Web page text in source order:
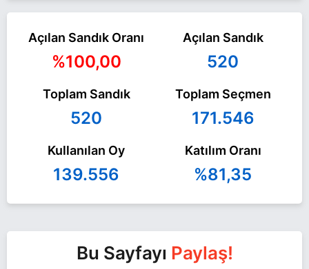
Açılan Sandık Oranı
%100,00
Açılan Sandık
520
Toplam Sandık
520
Toplam Seçmen
171.546
Kullanılan Oy
139.556
Katılım Oranı
%81,35
Bu Sayfayı Paylaş!